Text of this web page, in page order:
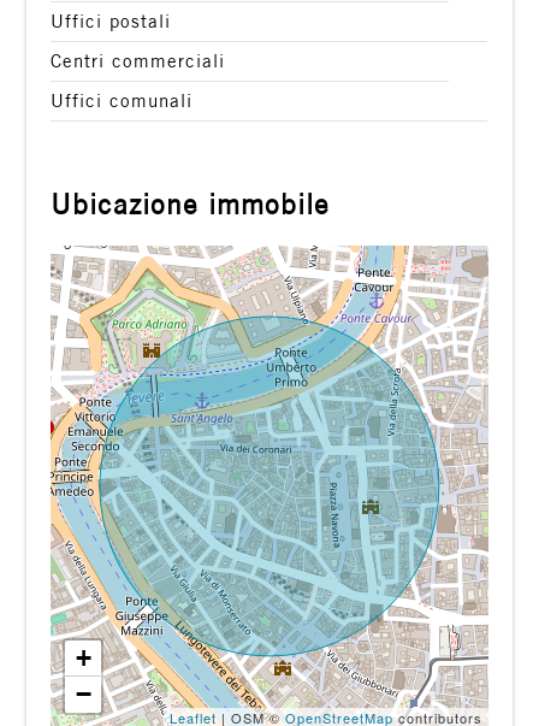
Uffici postali
Centri commerciali
Uffici comunali
Ubicazione immobile
+
−
Leaflet| OSM © OpenStreetMapcontributors